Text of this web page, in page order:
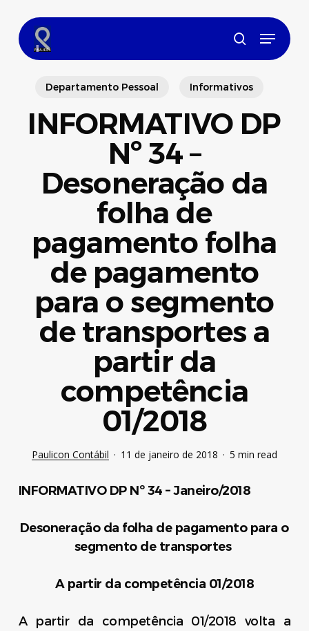
main
content
search
Menu
Departamento Pessoal Informativos
INFORMATIVO DP
Nº 34 –
Desoneração da
folha de
pagamento folha
de pagamento
para o segmento
de transportes a
partir da
competência
01/2018
Paulicon Contábil 11 de janeiro de 2018 5 min read
INFORMATIVO DP Nº 34 – Janeiro/2018
Desoneração da folha de pagamento para o
segmento de transportes
A partir da competência 01/2018
A partir da competência 01/2018 volta a